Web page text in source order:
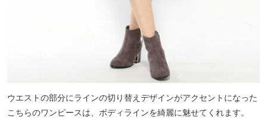
ウエストの部分にラインの切り替えデザインがアクセントになった
こちらのワンピースは、ボディラインを綺麗に魅せてくれます。